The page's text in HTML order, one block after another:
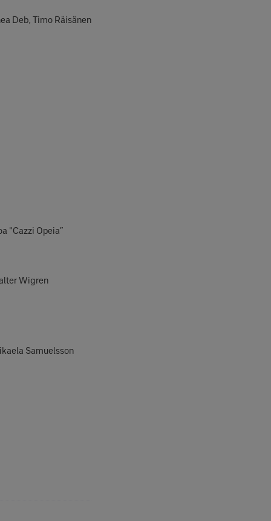
Deb, Timo Räisänen
"Cazzi Opeia”
Wigren
Samuelsson